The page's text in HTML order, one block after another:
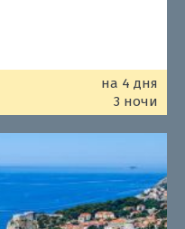
на 4 дня
3 ночи